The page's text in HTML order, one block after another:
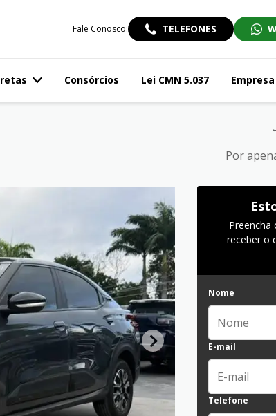
Fale Conosco: TELEFONES
Consórcios Lei CMN 5.037 Empresa
Por
Preencha
receber o
Nome
E-mail
Telefone